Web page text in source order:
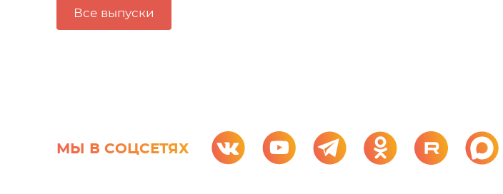
Все выпуски
МЫ В СОЦСЕТЯХ